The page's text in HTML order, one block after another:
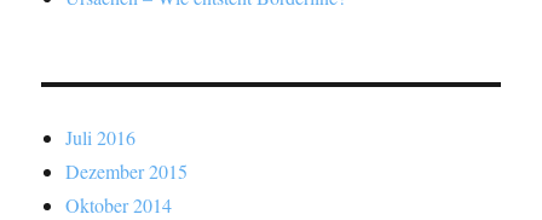
Juli 2016
Dezember 2015
Oktober 2014